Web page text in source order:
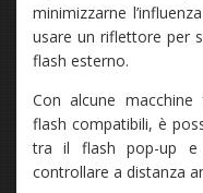
minimizzarne
usare un riflettore per
flash esterno.
Con alcune
flash compatibili, è
tra il flash pop-up e
controllare a distanza